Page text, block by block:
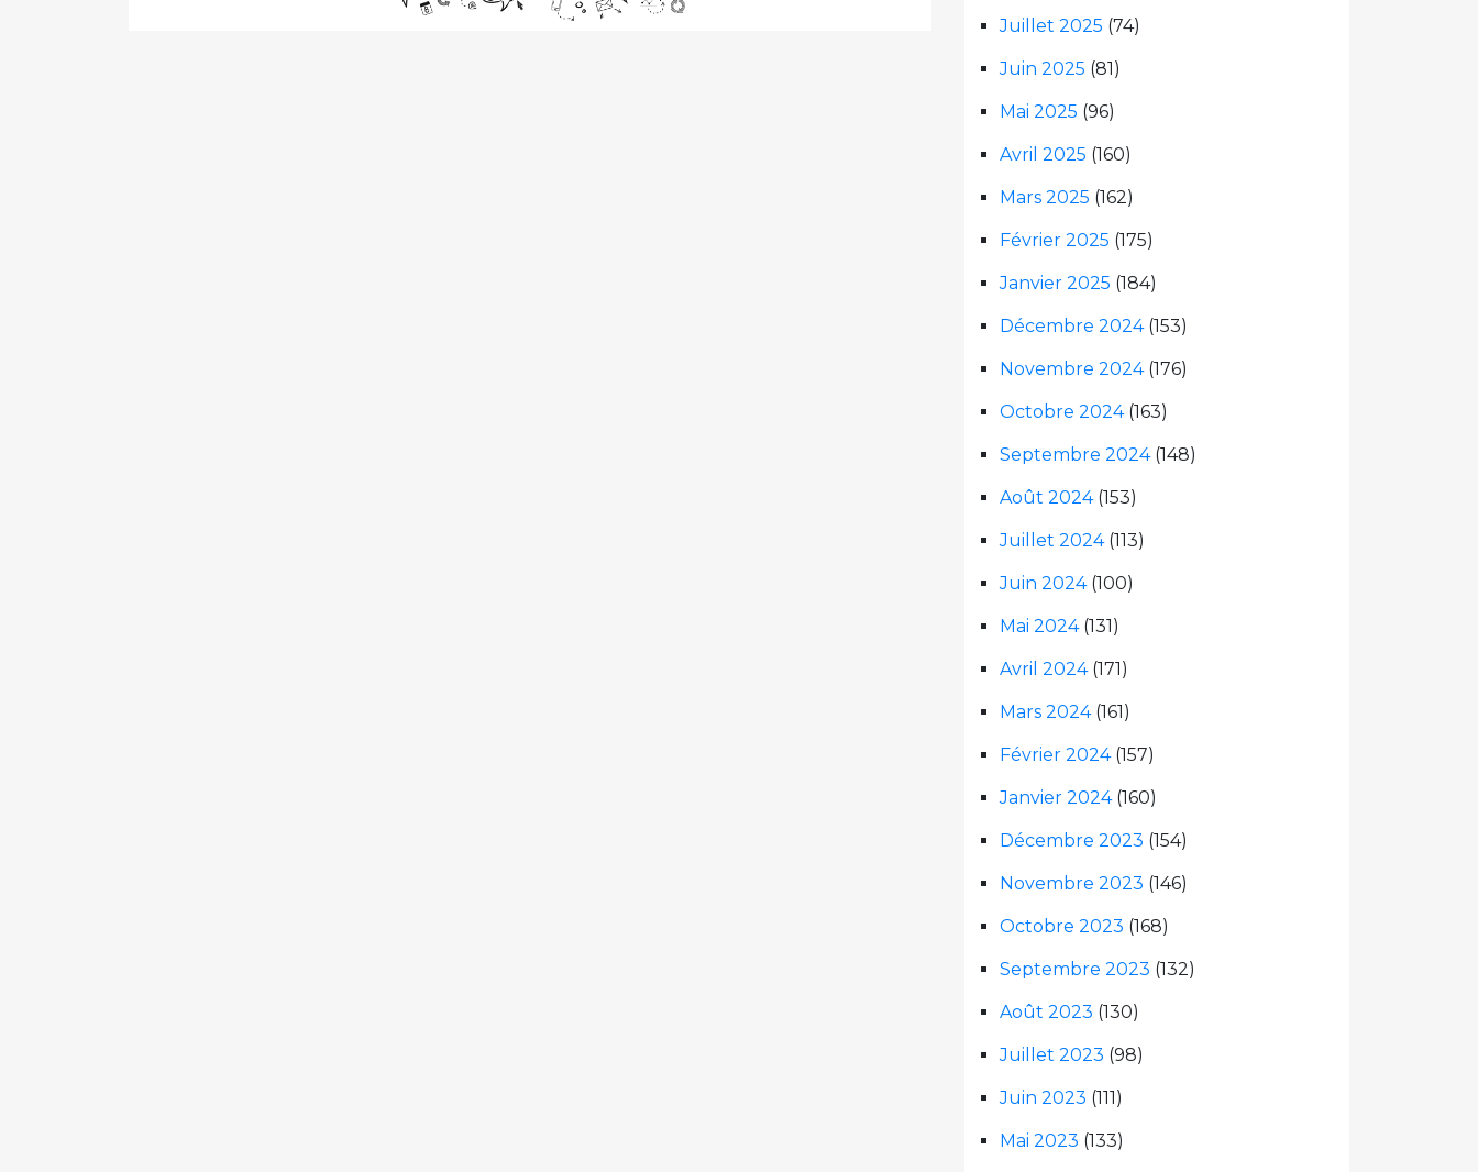
Juillet 2025 (74)
Juin 2025 (81)
Mai 2025 (96)
Avril 2025 (160)
Mars 2025 (162)
Février 2025 (175)
Janvier 2025 (184)
Décembre 2024(153)
Novembre 2024(176)
Octobre 2024(163)
Septembre 2024(148)
Août 2024(153)
Juillet 2024(113)
Juin 2024(100)
Mai 2024(131)
Avril 2024(171)
Mars 2024(161)
Février 2024(157)
Janvier 2024(160)
Décembre 2023 (154)
Novembre 2023 (146)
Octobre 2023 (168)
Septembre 2023 (132)
Août 2023 (130)
Juillet 2023 (98)
Juin 2023 (111)
Mai 2023 (133)